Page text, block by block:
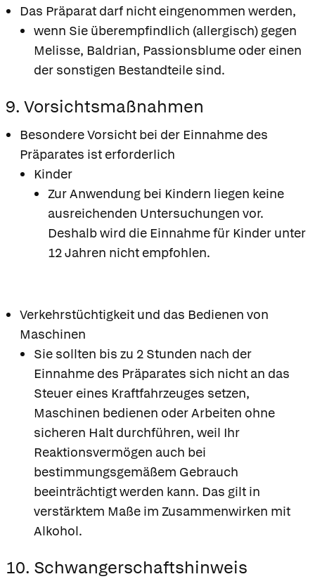
Das Präparat darf nicht eingenommen werden,
wenn Sie überempfindlich (allergisch) gegen
Melisse, Baldrian, Passionsblume oder einen
der sonstigen Bestandteile sind.
9. Vorsichtsmaßnahmen
Besondere Vorsicht bei der Einnahme des
Präparates ist erforderlich
Kinder
Zur Anwendung bei Kindern liegen keine
ausreichenden Untersuchungen vor.
Deshalb wird die Einnahme für Kinder unter
12 Jahren nicht empfohlen.
Verkehrstüchtigkeit und das Bedienen von
Maschinen
Sie sollten bis zu 2 Stunden nach der
Einnahme des Präparates sich nicht an das
Steuer eines Kraftfahrzeuges setzen,
Maschinen bedienen oder Arbeiten ohne
sicheren Halt durchführen, weil Ihr
Reaktionsvermögen auch bei
bestimmungsgemäßem Gebrauch
beeinträchtigt werden kann. Das gilt in
verstärktem Maße im Zusammenwirken mit
Alkohol.
10. Schwangerschaftshinweis